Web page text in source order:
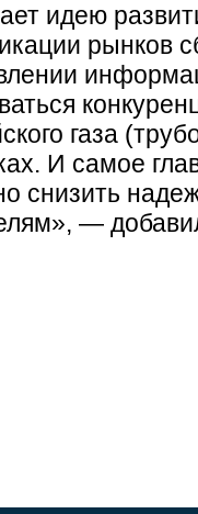
идею
рынков
газа
И самое
снизить
—